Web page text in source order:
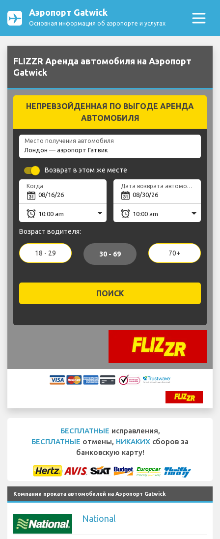
Аэропорт Gatwick
Основная информация об аэропорте и услугах
FLIZZR Аренда автомобиля на Аэропорт
Gatwick
НЕПРЕВЗОЙДЕННАЯ ПО ВЫГОДЕ АРЕНДА
АВТОМОБИЛЯ
Место получения автомобиля
Возврат в этом же месте
Когда Дата возврата автомобиля
Возраст водителя:
18 - 29 30 - 69 70+
ПОИСК
БЕСПЛАТНЫЕ исправления,
БЕСПЛАТНЫЕ отмены, НИКАКИХ сборов за
банковскую карту!
Компании проката автомобилей на Аэропорт Gatwick
National